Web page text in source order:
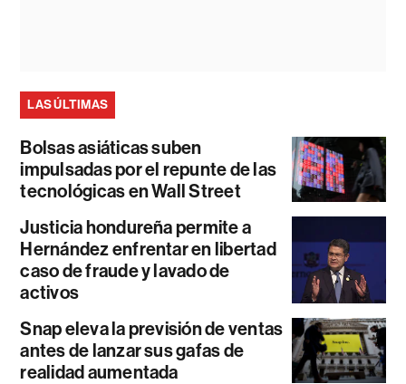
LAS ÚLTIMAS
Bolsas asiáticas suben
impulsadas por el repunte de las
tecnológicas en Wall Street
Justicia hondureña permite a
Hernández enfrentar en libertad
caso de fraude y lavado de
activos
Snap eleva la previsión de ventas
antes de lanzar sus gafas de
realidad aumentada